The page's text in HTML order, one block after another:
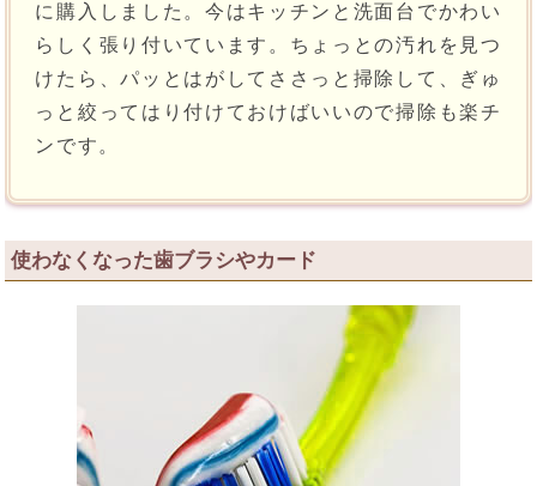
に購入しました。今はキッチンと洗面台でかわい
らしく張り付いています。ちょっとの汚れを見つ
けたら、パッとはがしてささっと掃除して、ぎゅ
っと絞ってはり付けておけばいいので掃除も楽チ
ンです。
使わなくなった歯ブラシやカード